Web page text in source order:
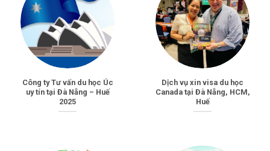
Công ty Tư vấn du học Úc
uy tín tại Đà Nẵng – Huế
2025
Dịch vụ xin visa du học
Canada tại Đà Nẵng, HCM,
Huế